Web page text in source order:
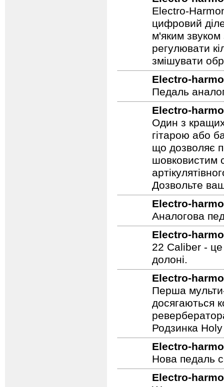
Electro-
Electro-
цифровий
м'яким
регулювати
змішувати
Electro-
Педаль
Electro-
Один з
гітарою або
що дозволяє
шовковистим
Дозвольте
Electro-
Аналогова
Electro-
22 Caliber -
долоні.
Electro-
Перша
досягаються
Родзинка
Electro-
Нова педаль